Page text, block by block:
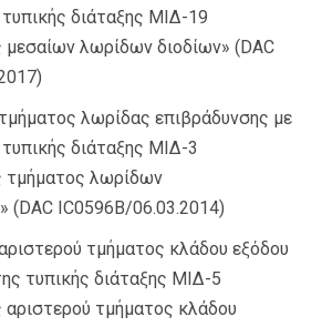
διάταξης ΜΙΔ-19
μεσαίων λωρίδων διοδίων» (DAC
λωρίδας επιβράδυνσης με
διάταξης ΜΙΔ-3
τμήματος λωρίδων
(DAC IC0596Β/06.03.2014)
τμήματος κλάδου εξόδου
τυπικής διάταξης ΜΙΔ-5
αριστερού τμήματος κλάδου